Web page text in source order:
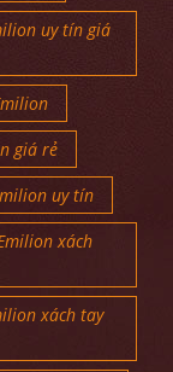
uy tín giá
giá rẻ
uy tín
xách
xách tay